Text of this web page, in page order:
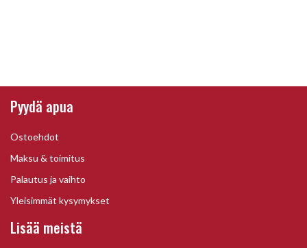
Pyydä apua
Ostoehdot
Maksu & toimitus
Palautus ja vaihto
Yleisimmät kysymykset
Lisää meistä